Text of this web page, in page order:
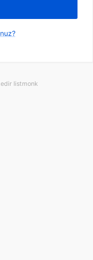
listmonk